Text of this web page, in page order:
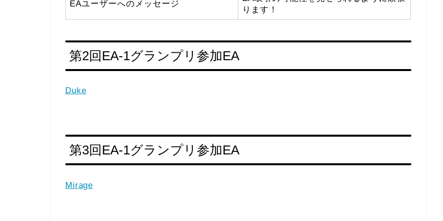
EAユーザーへのメッセージ
ります！
第2回EA-1グランプリ参加EA
Duke
第3回EA-1グランプリ参加EA
Mirage